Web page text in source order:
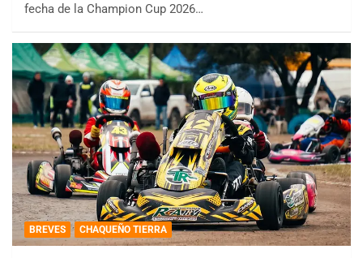
fecha de la Champion Cup 2026…
BREVES CHAQUEÑO TIERRA